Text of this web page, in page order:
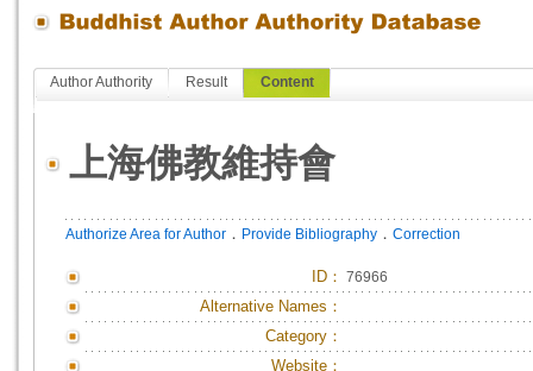
Author Authority Result Content
上海佛教維持會
Authorize Area for Author ． Provide Bibliography ． Correction
ID ： 76966
Alternative Names：
Category：
Website：